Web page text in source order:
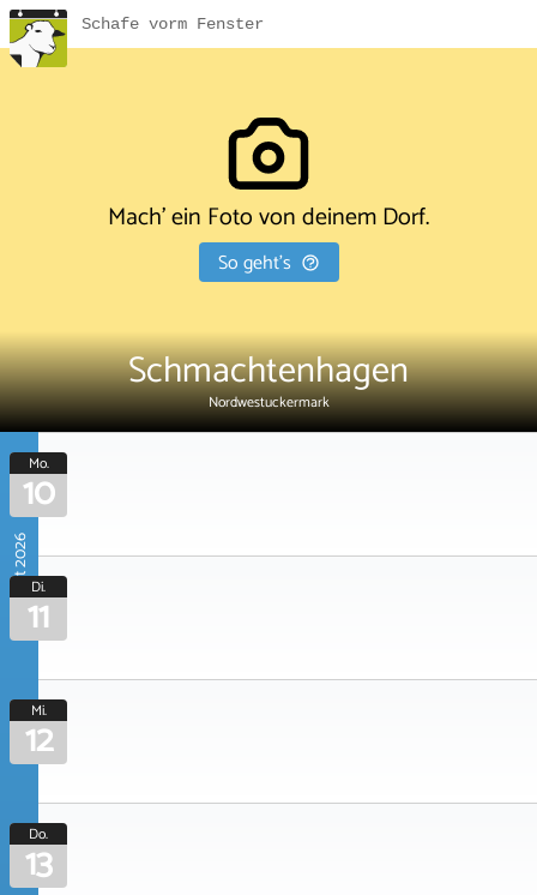
Schafe vorm Fenster
Mach' ein Foto von deinem Dorf.
So geht's
Schmachtenhagen
Nordwestuckermark
August 2026
Mo.
10
Di.
11
Mi.
12
Do.
13